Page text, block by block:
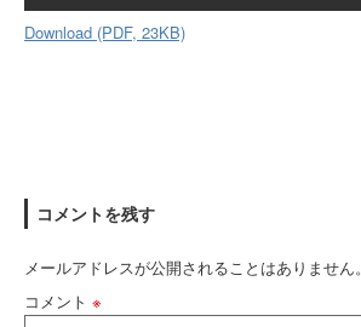
Download (PDF, 23KB)
コメントを残す
メールアドレスが公開されることはありません。
コメント ※